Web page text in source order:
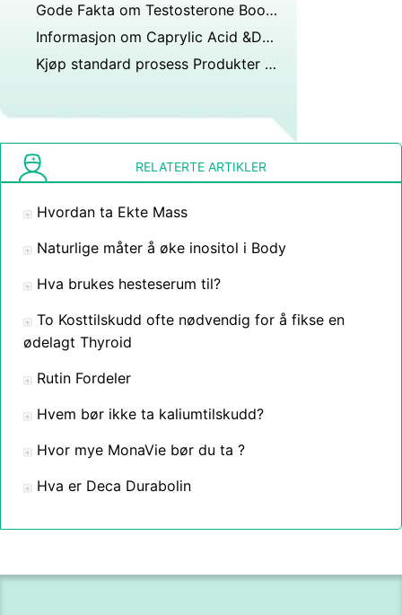
Gode ​​Fakta om Testosterone Boosters
Informasjon om Caprylic Acid &Dens fordeler
Kjøp standard prosess Produkter i Seattle
RELATERTE ARTIKLER
Hvordan ta Ekte Mass
Naturlige måter å øke inositol i Body
Hva brukes hesteserum til?
To Kosttilskudd ofte nødvendig for å fikse en
ødelagt Thyroid
Rutin Fordeler
Hvem bør ikke ta kaliumtilskudd?
Hvor mye MonaVie bør du ta ?
Hva er Deca Durabolin